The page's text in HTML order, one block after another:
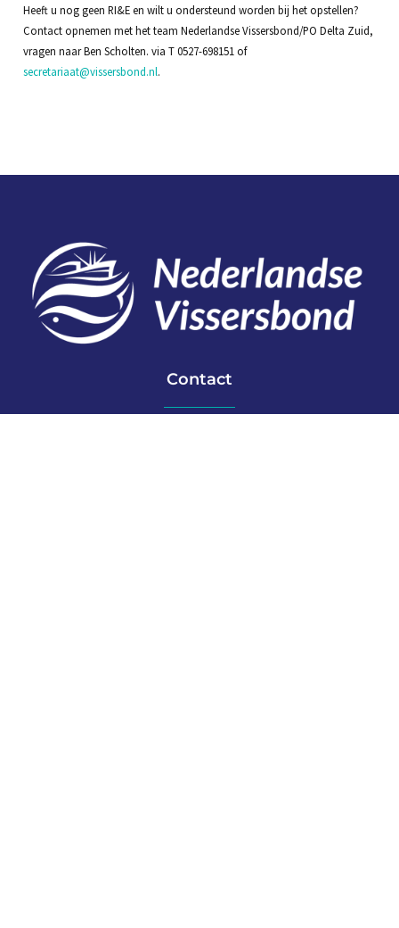
Heeft u nog geen RI&E en wilt u ondersteund worden bij het opstellen?
Contact opnemen met het team Nederlandse Vissersbond/PO Delta Zuid,
vragen naar Ben Scholten. via T 0527-698151 of
secretariaat@vissersbond.nl.
Contact